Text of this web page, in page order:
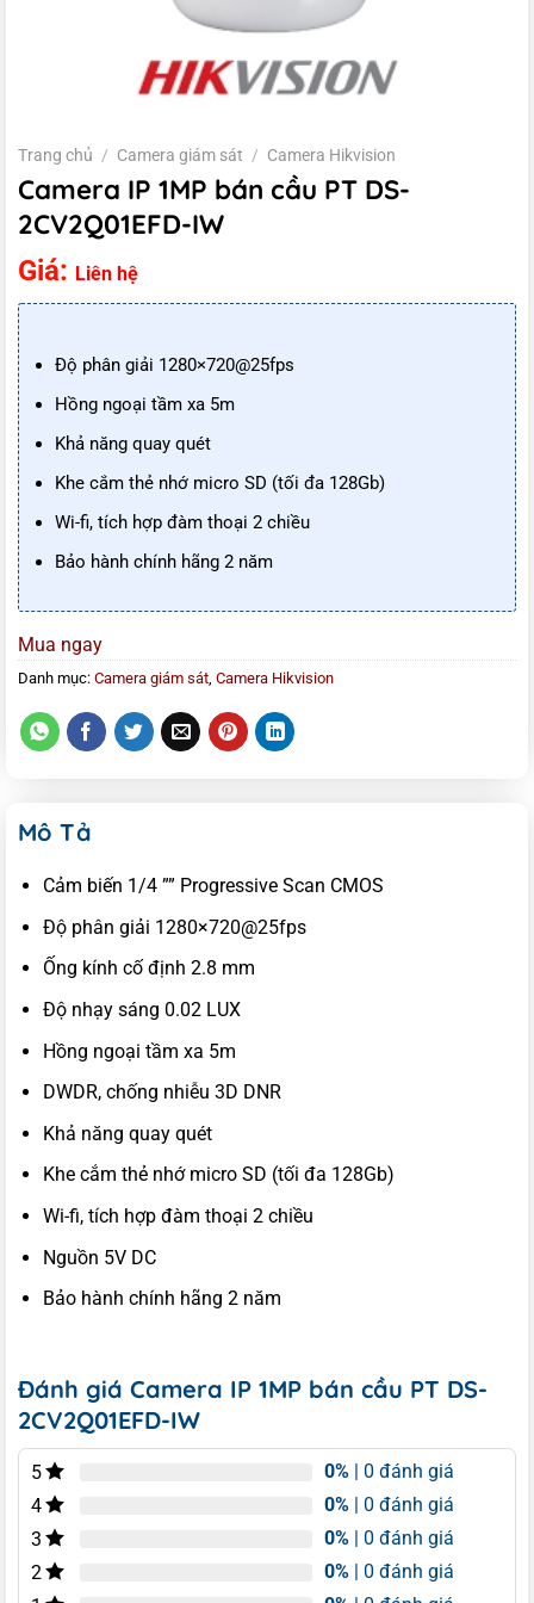
Trang chủ / Camera giám sát / Camera Hikvision
Camera IP 1MP bán cầu PT DS-
2CV2Q01EFD-IW
Giá: Liên hệ
Độ phân giải 1280×720@25fps
Hồng ngoại tầm xa 5m
Khả năng quay quét
Khe cắm thẻ nhớ micro SD (tối đa 128Gb)
Wi-fi, tích hợp đàm thoại 2 chiều
Bảo hành chính hãng 2 năm
Mua ngay
Danh mục: Camera giám sát, Camera Hikvision
Mô Tả
Cảm biến 1/4 ”” Progressive Scan CMOS
Độ phân giải 1280×720@25fps
Ống kính cố định 2.8 mm
Độ nhạy sáng 0.02 LUX
Hồng ngoại tầm xa 5m
DWDR, chống nhiễu 3D DNR
Khả năng quay quét
Khe cắm thẻ nhớ micro SD (tối đa 128Gb)
Wi-fi, tích hợp đàm thoại 2 chiều
Nguồn 5V DC
Bảo hành chính hãng 2 năm
Đánh giá Camera IP 1MP bán cầu PT DS-
2CV2Q01EFD-IW
5 0% | 0 đánh giá
4
0% | 0 đánh giá
3
0% | 0 đánh giá
2
0% | 0 đánh giá